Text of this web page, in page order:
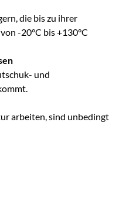
die bis zu ihrer
-20°C bis +130°C
und
arbeiten, sind unbedingt